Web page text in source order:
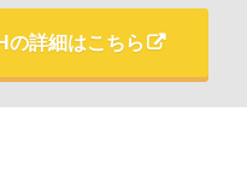
の詳細はこちら